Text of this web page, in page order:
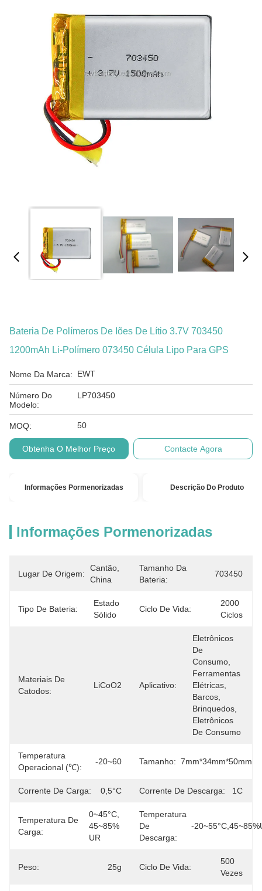
Bateria De Polímeros De Iões De Lítio 3.7V 703450
1200mAh Li-Polímero 073450 Célula Lipo Para GPS
Nome Da Marca: EWT
Número Do
Modelo:
LP703450
MOQ: 50
Obtenha O Melhor Preço Contacte Agora
Informações Pormenorizadas Descrição Do Produto
Informações Pormenorizadas
Lugar De Origem:
Cantão,
China
Tamanho Da
Bateria:
703450
Tipo De Bateria:
Estado
Sólido
Ciclo De Vida:
2000
Ciclos
Materiais De
Catodos:
LiCoO2 Aplicativo:
Eletrônicos
De
Consumo,
Ferramentas
Elétricas,
Barcos,
Brinquedos,
Eletrônicos
De Consumo
Temperatura
Operacional (℃):
-20~60 Tamanho: 7mm*34mm*50mm
Corrente De Carga: 0,5°C Corrente De Descarga: 1C
Temperatura De
Carga:
0~45°C,
45~85%
UR
Temperatura
De
Descarga:
-
Peso: 25g Ciclo De Vida:
500
Vezes